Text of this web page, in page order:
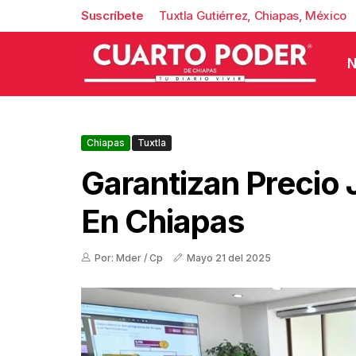
Suscríbete Tuxtla Gutiérrez, Chiapas, México
Chiapas Tuxtla
Garantizan Precio
En Chiapas
Por: Mder / Cp Mayo 21 del 2025